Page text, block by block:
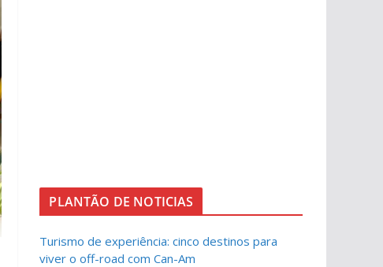
PLANTÃO DE NOTICIAS
Turismo de experiência: cinco destinos para
viver o off-road com Can-Am